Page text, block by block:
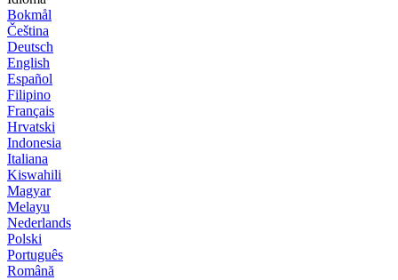
Bokmål
Čeština
Deutsch
English
Español
Filipino
Français
Hrvatski
Indonesia
Italiana
Kiswahili
Magyar
Melayu
Nederlands
Polski
Português
Română